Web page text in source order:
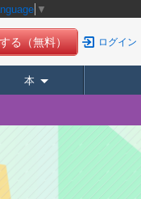
▼
る（無料） ログイン
本